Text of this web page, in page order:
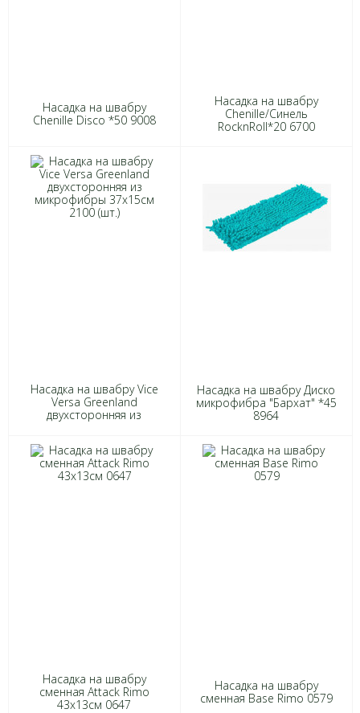
Насадка на швабру
Chenille Disco *50 9008
Насадка на швабру
Chenille/Синель
RocknRoll*20 6700
Насадка на швабру Vice
Versa Greenland
двухсторонняя из
Насадка на швабру Диско
микрофибра "Бархат" *45
8964
Насадка на швабру
сменная Attack Rimo
43х13см 0647
Насадка на швабру
сменная Base Rimo 0579